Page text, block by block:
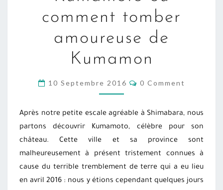
TOMBER
AMOUREUSE
KUMAMON
comment tomber
amoureuse de
Kumamon
10 Septembre 2016 COMMENTS
0 Comment
Après notre petite escale agréable à Shimabara, nous
partons découvrir Kumamoto, célèbre pour son
château. Cette ville et sa province sont
malheureusement à présent tristement connues à
cause du terrible tremblement de terre qui a eu lieu
en avril 2016 : nous y étions cependant quelques jours